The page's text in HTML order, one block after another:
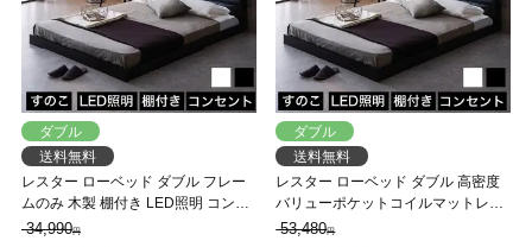
ダブル
送料無料
レスター ローベッド ダブル フレー
ムのみ 木製 棚付き LED照明 コンセ
ント すのこ ブラック ホワイト | す
34,990円
ダブル
送料無料
レスター ローベッド ダブル 高密度
バリューポケットコイルマットレス
付き 木製 棚付き LED照明 コンセン
53,480円